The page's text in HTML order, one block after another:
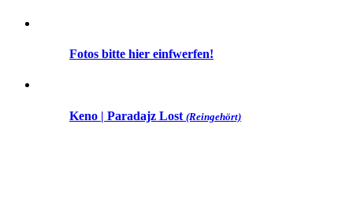
Fotos bitte hier einfwerfen!
Keno | Paradajz Lost (Reingehört)